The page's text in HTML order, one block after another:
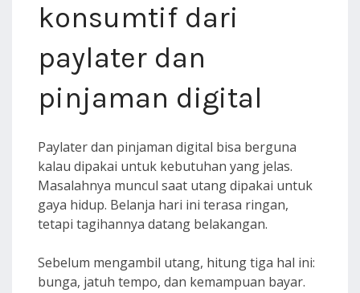
konsumtif dari
paylater dan
pinjaman digital
Paylater dan pinjaman digital bisa berguna
kalau dipakai untuk kebutuhan yang jelas.
Masalahnya muncul saat utang dipakai untuk
gaya hidup. Belanja hari ini terasa ringan,
tetapi tagihannya datang belakangan.
Sebelum mengambil utang, hitung tiga hal ini:
bunga, jatuh tempo, dan kemampuan bayar.